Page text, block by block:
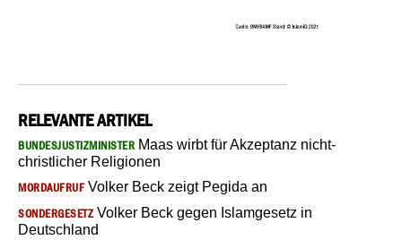
RELEVANTE ARTIKEL
BUNDESJUSTIZMINISTER Maas wirbt für Akzeptanz nicht-
christlicher Religionen
MORDAUFRUFVolker Beck zeigt Pegida an
SONDERGESETZ Volker Beck gegen Islamgesetz in
Deutschland